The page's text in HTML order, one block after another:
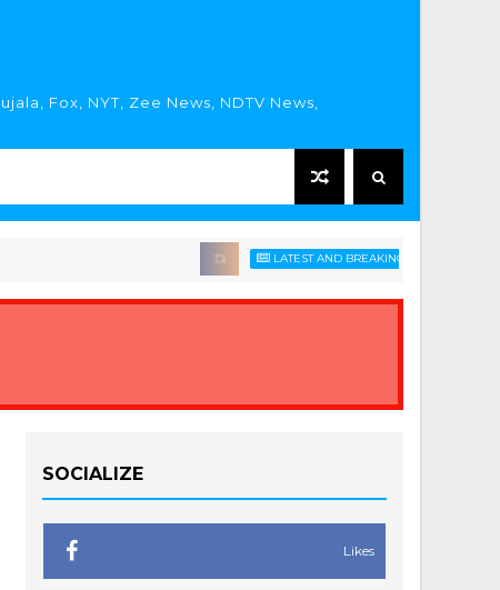
Fox, NYT, Zee News, NDTV News,
LATEST AND BREAKING HINDI NEWS
SOCIALIZE
Likes